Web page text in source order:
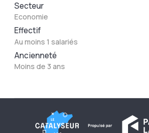
Secteur
Economie
Effectif
Au moins 1 salariés
Ancienneté
Moins de 3 ans